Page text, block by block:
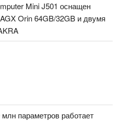
Mini J501 оснащен
Orin 64GB/32GB и двумя
параметров работает